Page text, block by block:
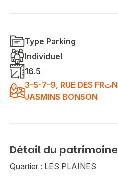
Type Parking
Individuel
16.5
3-5-7-9, RUE DES FRتNES 13-15-17-19, RUE DES
JASMINS BONSON
Détail du patrimoine
Quartier : LES PLAINES